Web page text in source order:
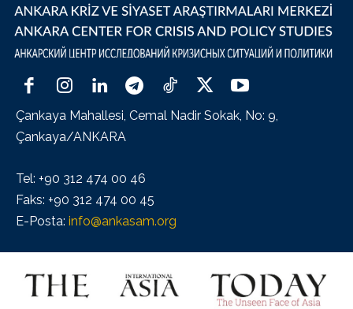
Çankaya Mahallesi, Cemal Nadir Sokak, No: 9,
Çankaya/ANKARA
Tel: +90 312 474 00 46
Faks: +90 312 474 00 45
E-Posta: info@ankasam.org